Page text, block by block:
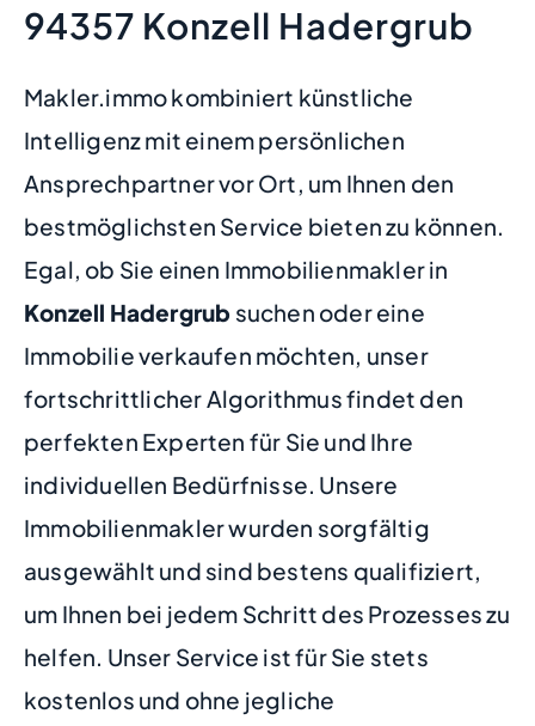
94357 Konzell Hadergrub
Makler.immo kombiniert künstliche
Intelligenz mit einem persönlichen
Ansprechpartner vor Ort, um Ihnen den
bestmöglichsten Service bieten zu können.
Egal, ob Sie einen Immobilienmakler in
Konzell Hadergrub suchen oder eine
Immobilie verkaufen möchten, unser
fortschrittlicher Algorithmus findet den
perfekten Experten für Sie und Ihre
individuellen Bedürfnisse. Unsere
Immobilienmakler wurden sorgfältig
ausgewählt und sind bestens qualifiziert,
um Ihnen bei jedem Schritt des Prozesses zu
helfen. Unser Service ist für Sie stets
kostenlos und ohne jegliche